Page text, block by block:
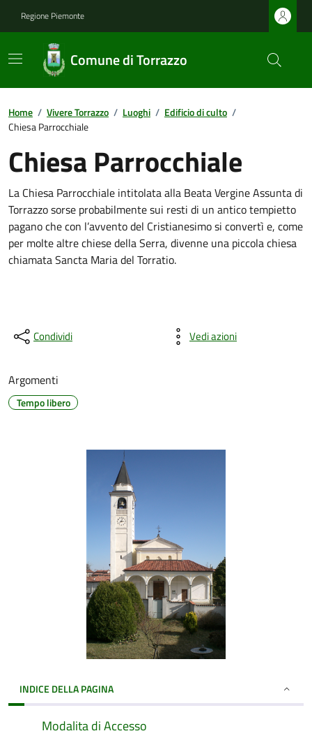
Regione Piemonte
Comune di Torrazzo
Home / Vivere Torrazzo / Luoghi / Edificio di culto /
Chiesa Parrocchiale
Chiesa Parrocchiale
La Chiesa Parrocchiale intitolata alla Beata Vergine Assunta di
Torrazzo sorse probabilmente sui resti di un antico tempietto
pagano che con l’avvento del Cristianesimo si convertì e, come
per molte altre chiese della Serra, divenne una piccola chiesa
chiamata Sancta Maria del Torratio.
Condividi Vedi azioni
Argomenti
Tempo libero
INDICE DELLA PAGINA
Modalita di Accesso